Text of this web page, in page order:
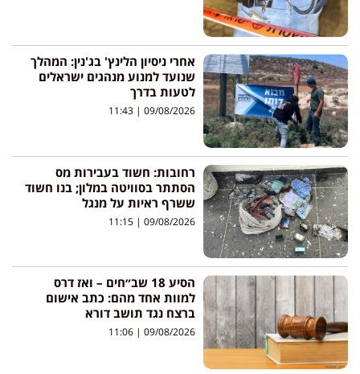
אחרי ניסיון הלינץ' בג'נין: המהלך
שנועד למנוע מנהגים ישראלים
לטעות בדרך
09/08/2026
רחובות: חשוד בעבירות מס
הסתתר בסוויטה במלון; בנו חשוד
ששרף ראיות על מנגל
09/08/2026
הסיע 18 שב״חים – ואז דרס
למוות אחד מהם: כתב אישום
ברצח נגד תושב דורא
09/08/2026